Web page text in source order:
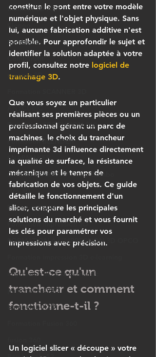
filament 3D ASA
Elegoo
bambulab
Comparatif
scanner 3D
ANYCUBIC
Formation CPF FUSION 360
Formation BLENDER
SNAPMAKER
Creality SPARKX i7 Color Combo
ziro 3D
Filament ESUN
Formation impression 3D
FORMATION À L’IMPRESSION 3D OPCO
impression 3D à la demande
partenairesLV3D
bambulab X2D
constitue le pont entre votre modèle
numérique et l'objet physique. Sans
lui, aucune fabrication additive n'est
possible. Pour approfondir le sujet et
identifier la solution adaptée à votre
profil, consultez notre logiciel de
tranchage 3D.
Que vous soyez un particulier
réalisant ses premières pièces ou un
professionnel gérant un parc de
machines, le choix du trancheur
imprimante 3d influence directement
la qualité de surface, la résistance
mécanique et le temps de
fabrication de vos objets. Ce guide
détaille le fonctionnement d'un
slicer, compare les principales
solutions du marché et vous fournit
les clés pour paramétrer vos
impressions avec précision.
Qu'est-ce qu'un
trancheur et comment
fonctionne-t-il ?
Un logiciel slicer « découpe » votre